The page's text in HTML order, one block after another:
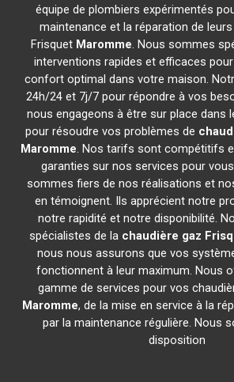
équipe de plombiers expérimentés
maintenance et la réparation de
Frisquet Maromme. Nous sommes
interventions rapides et efficaces
confort optimal dans votre maison.
24h/24 et 7j/7 pour répondre à vos
nous engageons à être sur place dans
pour résoudre vos problèmes de
Maromme. Nos tarifs sont compétitifs
garanties sur nos services pour
sommes fiers de nos réalisations et
en témoignent. Ils apprécient notre
notre rapidité et notre disponibilité.
spécialistes de la chaudière gaz
nous nous assurons que vos
fonctionnent à leur maximum. Nous
gamme de services pour vos
Maromme, de la mise en service à la
par la maintenance régulière. Nous
disposition